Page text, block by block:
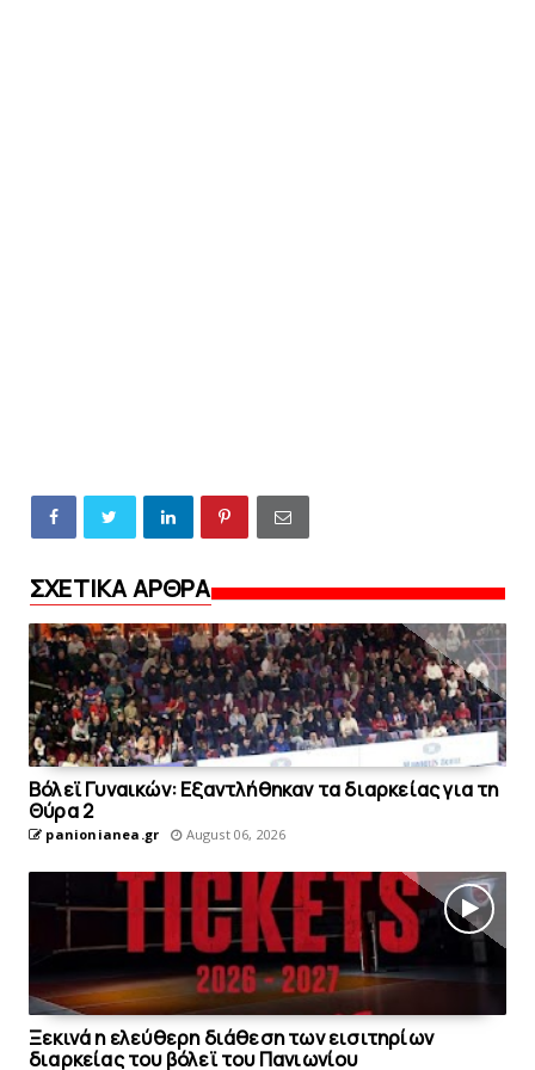
ΣΧΕΤΙΚΑ ΑΡΘΡΑ
Bόλεϊ Γυναικών: Εξαντλήθηκαν τα διαρκείας για τη
Θύρα 2
panionianea.gr August 06, 2026
Ξεκινά η ελεύθερη διάθεση των εισιτηρίων
διαρκείας του βόλεϊ τoυ Πανιωνίου